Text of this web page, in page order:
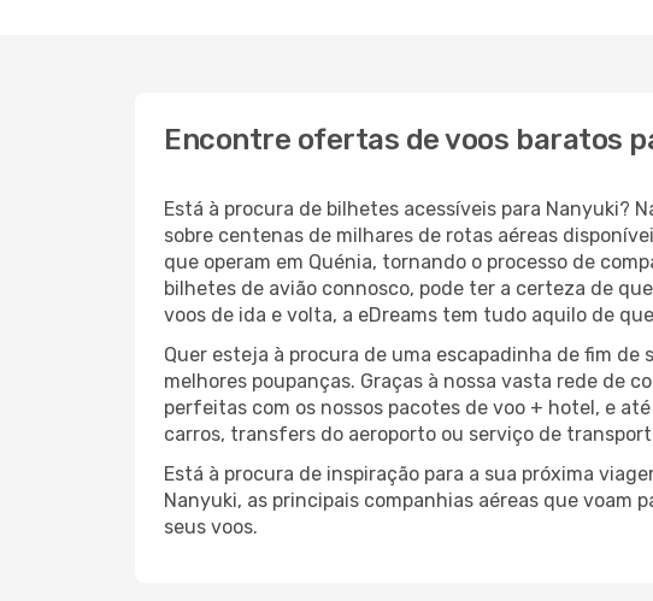
Encontre ofertas de voos baratos
Está à procura de bilhetes acessíveis para Nanyuki?
sobre centenas de milhares de rotas aéreas
que operam em Quénia, tornando o processo de
bilhetes de avião connosco, pode ter a certeza de
voos de ida e volta, a eDreams tem tudo aquilo de
Quer esteja à procura de uma escapadinha de fim
melhores poupanças. Graças à nossa vasta rede de
perfeitas com os nossos pacotes de voo + hotel, e
carros, transfers do aeroporto ou serviço de
Está à procura de inspiração para a sua próxima
Nanyuki, as principais companhias aéreas que voam
seus voos.